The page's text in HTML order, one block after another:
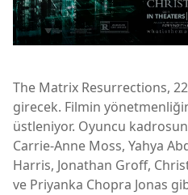
The Matrix Resurrections, 22
girecek. Filmin
üstleniyor. Oyuncu
Carrie-Anne Moss, Yahya
Harris, Jonathan Groff,
ve Priyanka Chopra Jonas